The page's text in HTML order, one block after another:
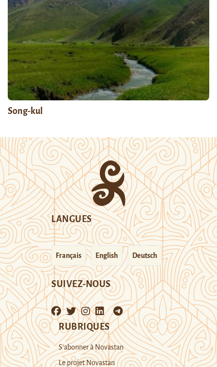
Song-kul
LANGUES
Français English Deutsch
SUIVEZ-NOUS
RUBRIQUES
S’abonner à Novastan
Le projet Novastan